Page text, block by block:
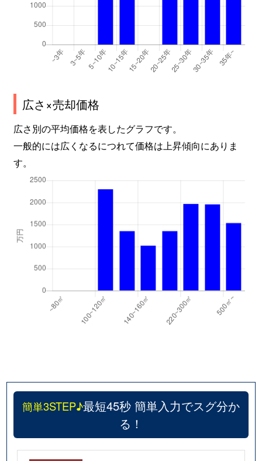
広さ×売却価格
広さ別の平均価格を表したグラフです。
一般的には広くなるにつれて価格は上昇傾向にありま
す。
簡単3STEP♪最短45秒 簡単入力でスグ分か
る！